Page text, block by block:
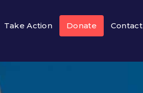
Take Action Donate Contact